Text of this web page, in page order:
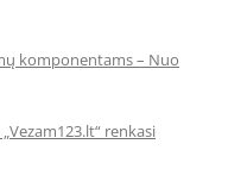
komponentams – Nuo
renkasi